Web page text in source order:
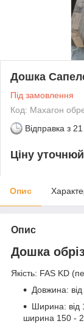
Дошка
Під замовлення
Код: Махагон
Відправка з
Ціну
Опис
Опис
Дошка
Якість: FAS KD
Довжина:
Ширина: від
ширина 150 -